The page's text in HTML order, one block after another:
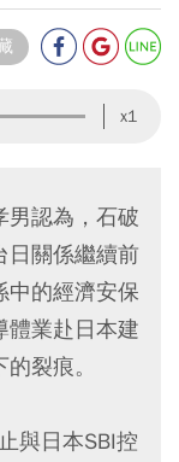
x1
男認為，石破
日關係繼續前
中的經濟安保
體業赴日本建
裂痕。
與日本SBI控